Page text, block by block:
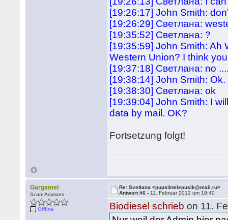
[19:26:17] John Smith:
[19:26:29] Светлана:
[19:35:52] Светлана: ?
[19:35:59] John Smith: Ah
Western Union? I think
[19:37:18] Светлана: no
[19:38:14] John Smith:
[19:38:30] Светлана: ok
[19:39:04] John Smith: I
data by mail. OK?
Fortsetzung folgt!
Gargamel
Scam Advisors
Offline
Re: Svetlana <pupsiktelepusik@mail.ru>
Antwort #6 - 11. Februar 2012 um 19:40
Biodiesel schrieb on 11.